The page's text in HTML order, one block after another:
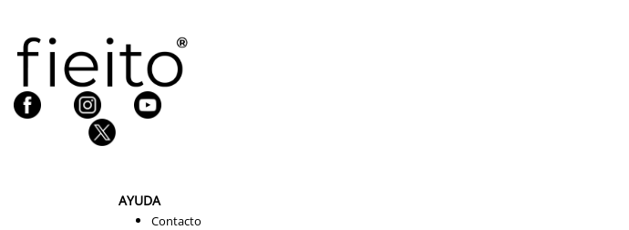
AYUDA
Contacto